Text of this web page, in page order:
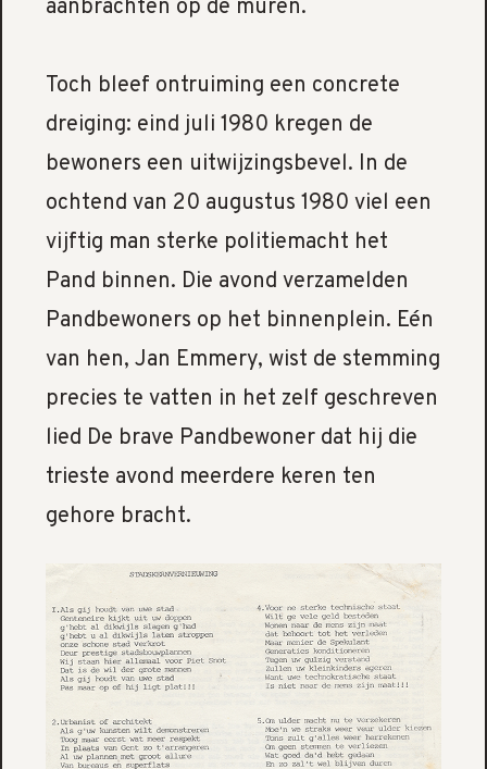
aanbrachten op de muren.
Toch bleef ontruiming een concrete
dreiging: eind juli 1980 kregen de
bewoners een uitwijzingsbevel. In de
ochtend van 20 augustus 1980 viel een
vijftig man sterke politiemacht het
Pand binnen. Die avond verzamelden
Pandbewoners op het binnenplein. Eén
van hen, Jan Emmery, wist de stemming
precies te vatten in het zelf geschreven
lied De brave Pandbewoner dat hij die
trieste avond meerdere keren ten
gehore bracht.